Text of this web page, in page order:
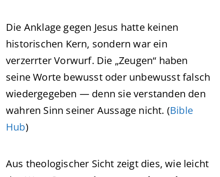
Die Anklage gegen Jesus hatte keinen
historischen Kern, sondern war ein
verzerrter Vorwurf. Die „Zeugen“ haben
seine Worte bewusst oder unbewusst falsch
wiedergegeben — denn sie verstanden den
wahren Sinn seiner Aussage nicht. (Bible
Hub)
Aus theologischer Sicht zeigt dies, wie leicht